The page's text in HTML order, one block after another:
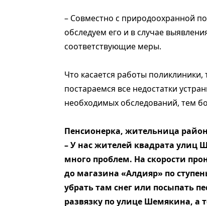
– Совместно с природоохранной
обследуем его и в случае
соответствующие меры.
Что касается работы
постараемся все недостатки
необходимых обследований, тем
Пенсионерка, жительница
– У нас жителей квадрата улиц
много проблем. На скорости
до магазина «Алдияр» по
убрать там снег или посыпать
развязку по улице Шемякина, а